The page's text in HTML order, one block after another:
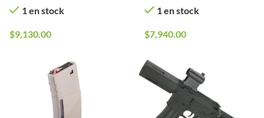
1 en stock
$9,130.00
1 en stock
$7,940.00